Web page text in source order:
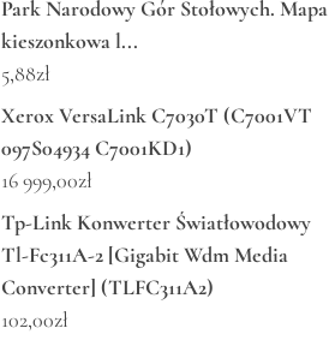
Park Narodowy Gór Stołowych. Mapa
kieszonkowa l...
5,88zł
Xerox VersaLink C7030T (C7001VT
097S04934 C7001KD1)
16 999,00zł
Tp-Link Konwerter Światłowodowy
Tl-Fc311A-2 [Gigabit Wdm Media
Converter] (TLFC311A2)
102,00zł